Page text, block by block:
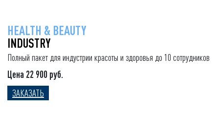
HEALTH & BEAUTY
INDUSTRY
Полный пакет для индустрии красоты и здоровья до 10 сотрудников
Цена 22 900 руб.
ЗАКАЗАТЬ